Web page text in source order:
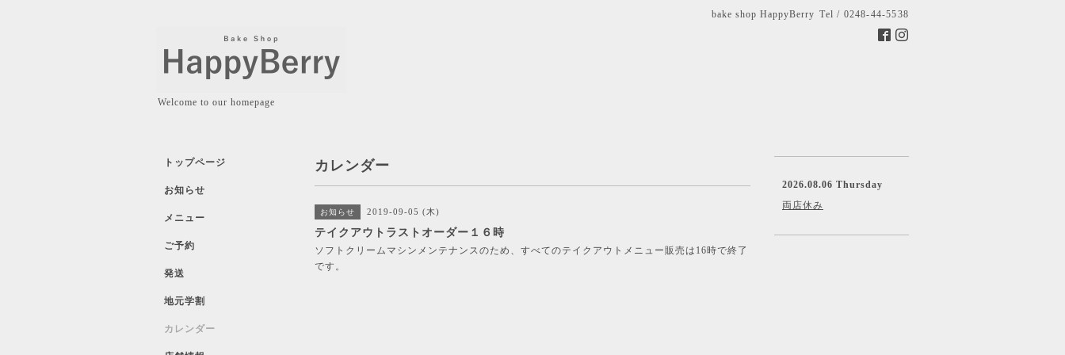
bake shop HappyBerry Tel / 0248-44-5538
Welcome to our homepage
カレンダー
お知らせ 2019-09-05 (木)
テイクアウトラストオーダー１６時
ソフトクリームマシンメンテナンスのため、すべてのテイクアウトメニュー販売は16時で終了
です。
トップページ
お知らせ
メニュー
ご予約
発送
地元学割
カレンダー
2026.08.06 Thursday
両店休み